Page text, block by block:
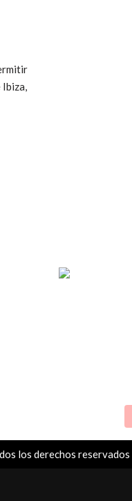
Ibiza,
los derechos reservados